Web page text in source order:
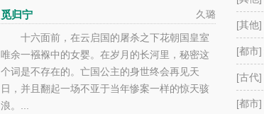
不受待见的孩子，最后炮灰，下场凄惨。她该怎
么办？唯有躲开姐姐的主角光...
久璐
觅归宁
十六面前，在云启国的屠杀之下花朝国皇室
唯余一襁褓中的女婴。在岁月的长河里，秘密这
个词是不存在的。亡国公主的身世终会再见天
日，并且翻起一场不亚于当年惨案一样的惊天骇
浪。...
[其他]
[都市]
[古代]
np）
[都市]